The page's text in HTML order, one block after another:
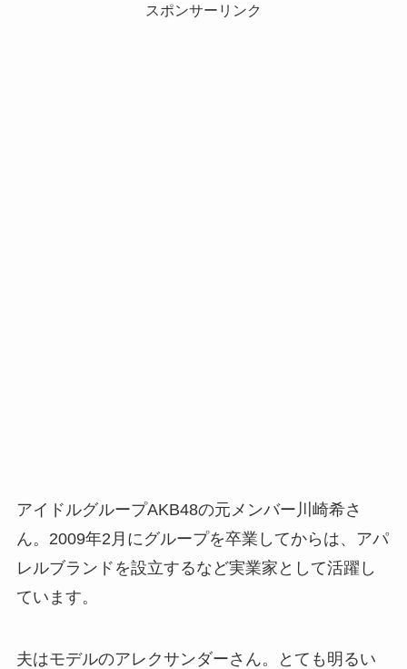
スポンサーリンク
アイドルグループAKB48の元メンバー川崎希さ
ん。2009年2月にグループを卒業してからは、アパ
レルブランドを設立するなど実業家として活躍し
ています。
夫はモデルのアレクサンダーさん。とても明るい